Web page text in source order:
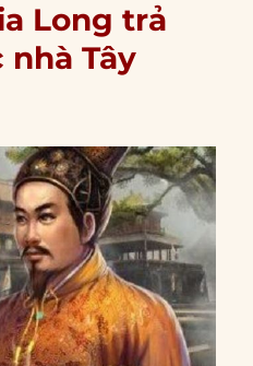
Long trả
Tây